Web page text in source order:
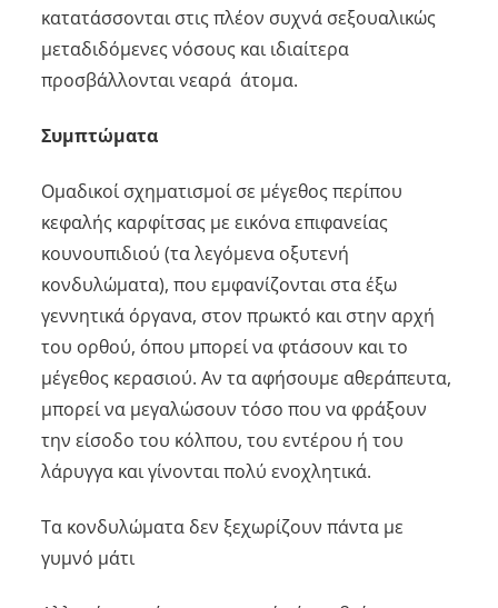
κατατάσσονται στις πλέον συχνά σεξουαλικώς
μεταδιδόμενες νόσους και ιδιαίτερα
προσβάλλονται νεαρά άτομα.
Συμπτώματα
Ομαδικοί σχηματισμοί σε μέγεθος περίπου
κεφαλής καρφίτσας με εικόνα επιφανείας
κουνουπιδιού (τα λεγόμενα οξυτενή
κονδυλώματα), που εμφανίζονται στα έξω
γεννητικά όργανα, στον πρωκτό και στην αρχή
του ορθού, όπου μπορεί να φτάσουν και το
μέγεθος κερασιού. Αν τα αφήσουμε αθεράπευτα,
μπορεί να μεγαλώσουν τόσο που να φράξουν
την είσοδο του κόλπου, του εντέρου ή του
λάρυγγα και γίνονται πολύ ενοχλητικά.
Τα κονδυλώματα δεν ξεχωρίζουν πάντα με
γυμνό μάτι